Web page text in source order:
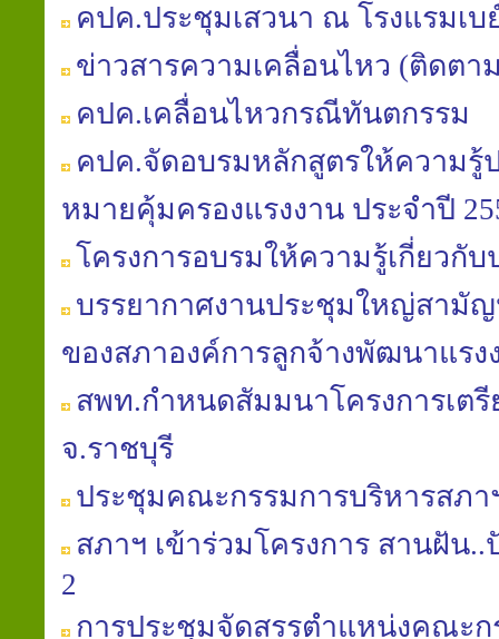
คปค.ประชุมเสวนา ณ โรงแรมเบ
ข่าวสารความเคลื่อนไหว (ติดตา
คปค.เคลื่อนไหวกรณีทันตกรรม
คปค.จัดอบรมหลักสูตรให้ความรู้
หมายคุ้มครองแรงงาน ประจำปี
โครงการอบรมให้ความรู้เกี่ยวกั
บรรยากาศงานประชุมใหญ่สามัญ
ของสภาองค์การลูกจ้างพัฒนาแรง
สพท.กำหนดสัมมนาโครงการเต
จ.ราชบุรี
ประชุมคณะกรรมการบริหารสภา
สภาฯ เข้าร่วมโครงการ สานฝัน
2
การประชุมจัดสรรตำแหน่งคณะก